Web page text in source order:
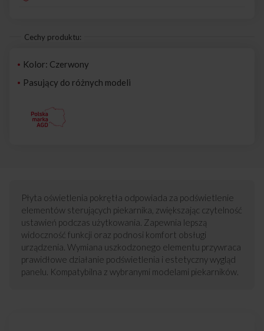
Cechy produktu:
Kolor: Czerwony
Pasujący do różnych modeli
Płyta oświetlenia pokrętła odpowiada za podświetlenie
elementów sterujących piekarnika, zwiększając czytelność
ustawień podczas użytkowania. Zapewnia lepszą
widoczność funkcji oraz podnosi komfort obsługi
urządzenia. Wymiana uszkodzonego elementu przywraca
prawidłowe działanie podświetlenia i estetyczny wygląd
panelu. Kompatybilna z wybranymi modelami piekarników.